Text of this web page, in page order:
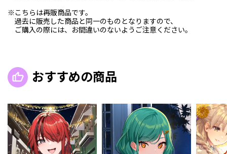
※こちらは再販商品です。
過去に販売した商品と同一のものとなりますので、
ご購入の際には、お間違いのないようご注意ください。
おすすめの商品